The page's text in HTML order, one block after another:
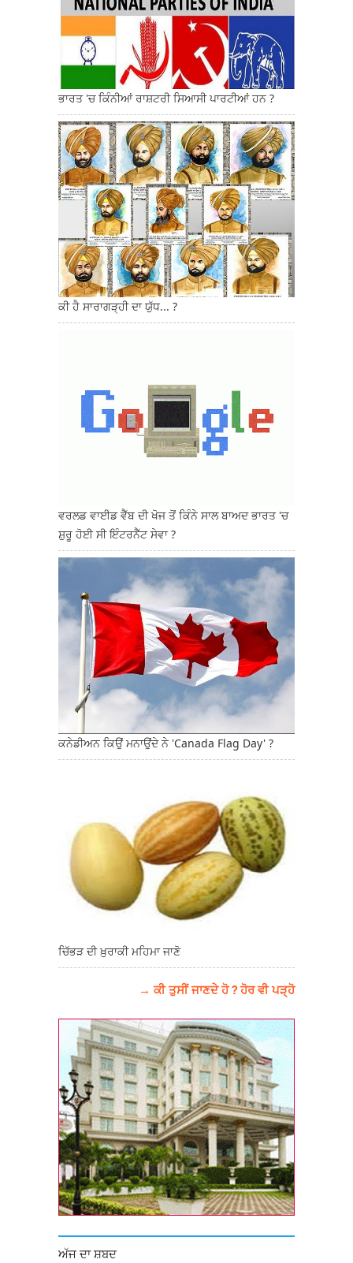
ਭਾਰਤ 'ਚ ਕਿੰਨੀਆਂ ਰਾਸ਼ਟਰੀ ਸਿਆਸੀ ਪਾਰਟੀਆਂ ਹਨ ?
ਕੀ ਹੈ ਸਾਰਾਗੜ੍ਹੀ ਦਾ ਯੁੱਧ... ?
ਵਰਲਡ ਵਾਈਡ ਵੈੱਬ ਦੀ ਖੋਜ ਤੋਂ ਕਿੰਨੇ ਸਾਲ ਬਾਅਦ ਭਾਰਤ 'ਚ
ਸ਼ੁਰੂ ਹੋਈ ਸੀ ਇੰਟਰਨੈੱਟ ਸੇਵਾ ?
ਕਨੇਡੀਅਨ ਕਿਉਂ ਮਨਾਉਂਦੇ ਨੇ 'Canada Flag Day' ?
ਚਿੱਭੜ ਦੀ ਖ਼ੁਰਾਕੀ ਮਹਿਮਾ ਜਾਣੋ
→ ਕੀ ਤੁਸੀਂ ਜਾਣਦੇ ਹੋ ? ਹੋਰ ਵੀ ਪੜ੍ਹੋ
ਅੱਜ ਦਾ ਸ਼ਬਦ